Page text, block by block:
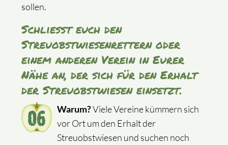
sollen.
Schließt euch den
Streuobstwiesenrettern oder
einem anderen Verein in Eurer
Nähe an, der sich für den Erhalt
der Streuobstwiesen einsetzt.
Warum?Viele Vereine kümmern sich
vor Ort um den Erhalt der
Streuobstwiesen und suchen noch